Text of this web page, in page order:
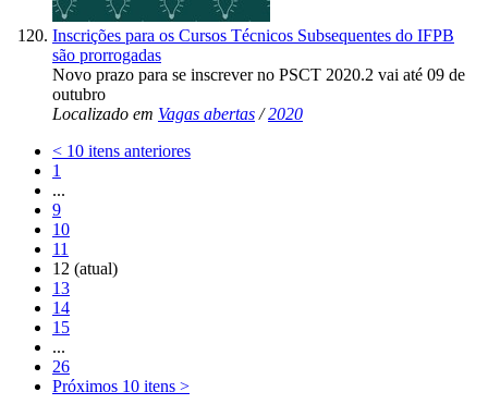
Inscrições para os Cursos Técnicos Subsequentes do IFPB
são prorrogadas
Novo prazo para se inscrever no PSCT 2020.2 vai até 09 de
outubro
Localizado em Vagas abertas /2020
< 10 itens anteriores
1
...
9
10
11
12 (atual)
13
14
15
...
26
Próximos 10 itens >